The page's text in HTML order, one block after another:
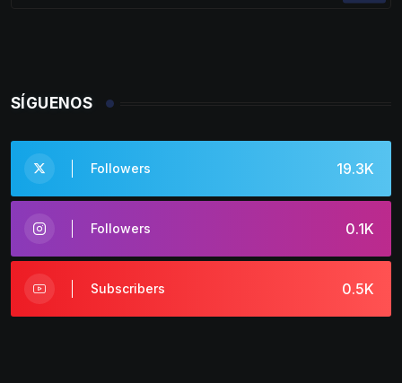
SÍGUENOS
19.3K
Followers
0.1K
Followers
0.5K
Subscribers